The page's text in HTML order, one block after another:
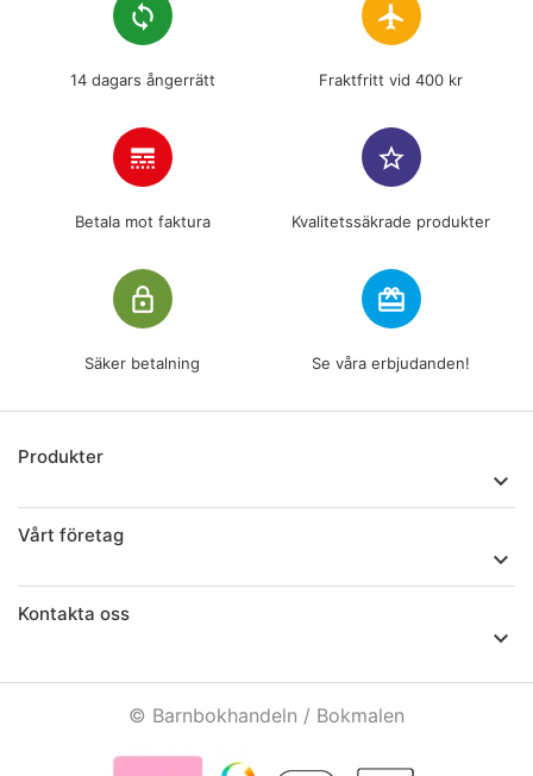
loop
14 dagars ångerrätt
flight
Fraktfritt vid 400 kr
line_style
Betala mot faktura
star_border
Kvalitetssäkrade produkter
lock_outline
Säker betalning
redeem
Se våra erbjudanden!
Produkter

Vårt företag

Kontakta oss

© Barnbokhandeln / Bokmalen